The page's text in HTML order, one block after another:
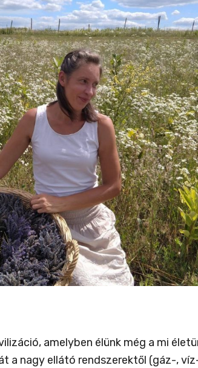
amelyben élünk még a mi
nagy ellátó rendszerektől (gáz-,